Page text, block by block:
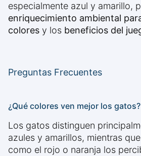
especialmente azul y amarillo,
enriquecimiento ambiental
colores y los beneficios del
Preguntas Frecuentes
¿Qué colores ven mejor los gatos?
Los gatos distinguen
azules y amarillos, mientras
como el rojo o naranja los